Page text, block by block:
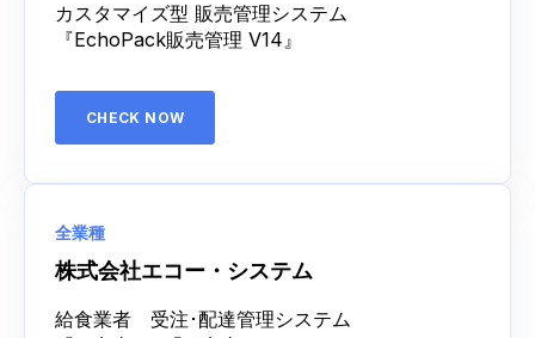
カスタマイズ型 販売管理システム
『EchoPack販売管理 V14』
CHECK NOW
全業種
株式会社エコー・システム
給食業者 受注･配達管理システム